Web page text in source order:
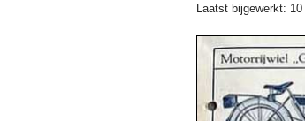
Laatst bijgewerkt: